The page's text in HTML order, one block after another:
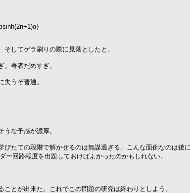
してゲラ刷りの際に見落としたと。
著者だめすぎ。
うぞ普通。
な予感が濃厚。
たての段階で解かせるのは無謀過ぎる。こんな面倒なのは後
回路程度を出題しておけばよかったのかもしれない。
とが出来た。これでこの問題の研究は終わりとしよう。